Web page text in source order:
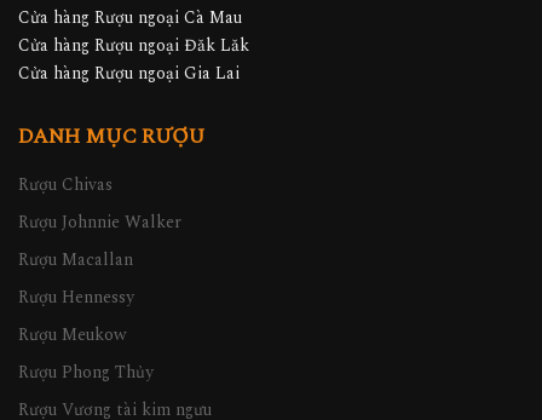
Cửa hàng Rượu ngoại Cà Mau
Cửa hàng Rượu ngoại Đăk Lăk
Cửa hàng Rượu ngoại Gia Lai
DANH MỤC RƯỢU
Rượu Chivas
Rượu Johnnie Walker
Rượu Macallan
Rượu Hennessy
Rượu Meukow
Rượu Phong Thủy
Rượu Vương tài kim ngưu